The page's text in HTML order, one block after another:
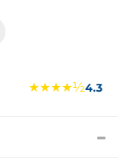
★★★★½4.3